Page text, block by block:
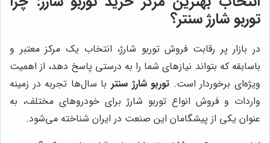
توربو شارژ سنتر؟
در بازار پر رقابت فروش توربو شارژ، انتخاب یک مرکز معتبر و
باسابقه که بتواند نیازهای شما را به درستی پاسخ دهد، از اهمیت
ویژه‌ای برخوردار است. توربو شارژ سنتر با سال‌ها تجربه در زمینه
واردات و فروش انواع توربو شارژ برای خودروهای مختلف، به
عنوان یکی از پیشگامان این صنعت در ایران شناخته می‌شود.